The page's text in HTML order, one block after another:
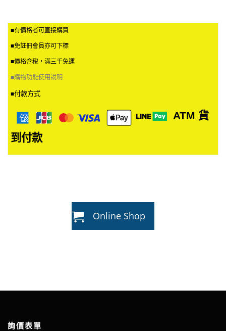
■有價格者可直接購買
■免註冊會員亦可下標
■價格含稅，滿三千免運
■購物功能使用說明
■付款方式
ATM 貨
到付款
Online Shop
詢價表單